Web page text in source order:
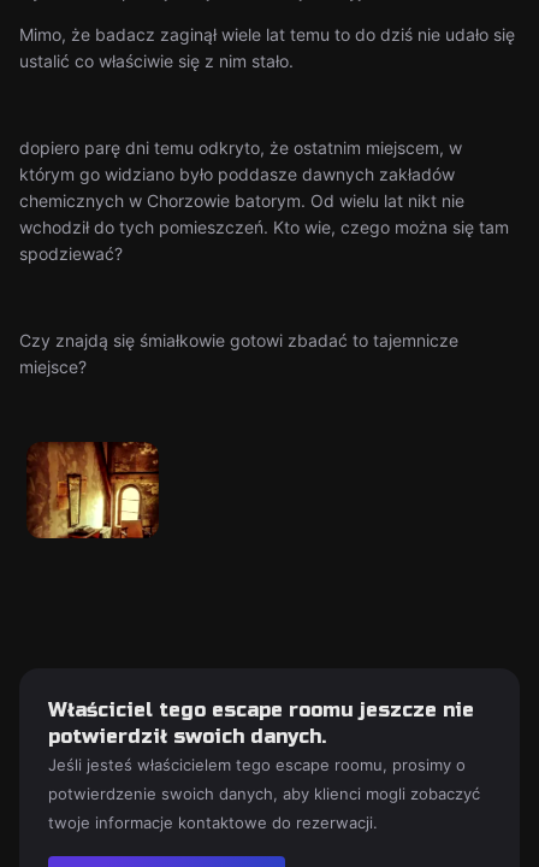
Mimo, że badacz zaginął wiele lat temu to do dziś nie udało się
ustalić co właściwie się z nim stało.
dopiero parę dni temu odkryto, że ostatnim miejscem, w
którym go widziano było poddasze dawnych zakładów
chemicznych w Chorzowie batorym. Od wielu lat nikt nie
wchodził do tych pomieszczeń. Kto wie, czego można się tam
spodziewać?
Czy znajdą się śmiałkowie gotowi zbadać to tajemnicze
miejsce?
Właściciel tego escape roomu jeszcze nie
potwierdził swoich danych.
Jeśli jesteś właścicielem tego escape roomu, prosimy o
potwierdzenie swoich danych, aby klienci mogli zobaczyć
twoje informacje kontaktowe do rezerwacji.